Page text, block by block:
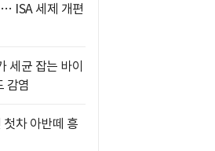
ISA 세제 개편
세균 잡는 바이
감염
첫차 아반떼 흥